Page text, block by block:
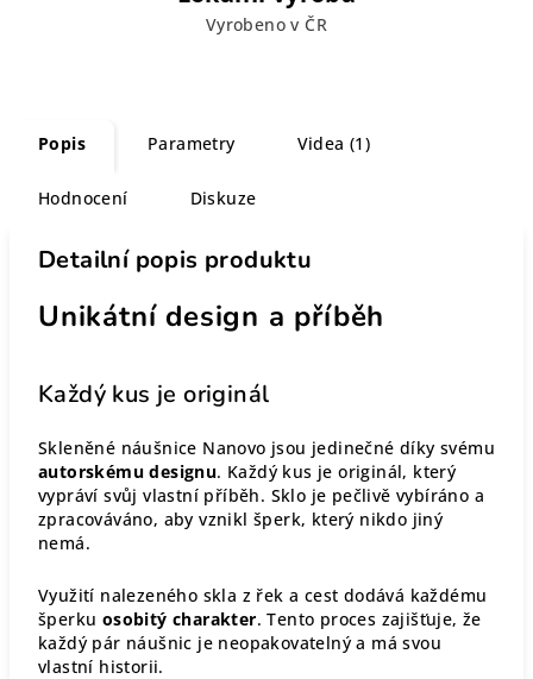
Vyrobeno v ČR
Popis Parametry Videa (1)
Hodnocení Diskuze
Detailní popis produktu
Unikátní design a příběh
Každý kus je originál
Skleněné náušnice Nanovo jsou jedinečné díky svému
autorskému designu. Každý kus je originál, který
vypráví svůj vlastní příběh. Sklo je pečlivě vybíráno a
zpracováváno, aby vznikl šperk, který nikdo jiný
nemá.
Využití nalezeného skla z řek a cest dodává každému
šperku osobitý charakter. Tento proces zajišťuje, že
každý pár náušnic je neopakovatelný a má svou
vlastní historii.